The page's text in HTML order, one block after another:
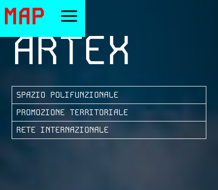
AL
CONTENUTO
ARTEX
SPAZIO POLIFUNZIONALE
PROMOZIONE TERRITORIALE
RETE INTERNAZIONALE